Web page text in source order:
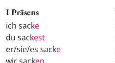
I Präsens
ich sacke
du sackest
er/sie/es sacke